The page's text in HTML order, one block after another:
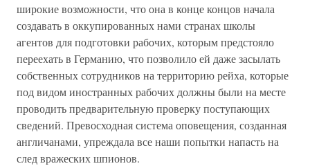
широкие возможности, что она в конце концов начала
создавать в оккупированных нами странах школы
агентов для подготовки рабочих, которым предстояло
переехать в Германию, что позволило ей даже засылать
собственных сотрудников на территорию рейха, которые
под видом иностранных рабочих должны были на месте
проводить предварительную проверку поступающих
сведений. Превосходная система оповещения, созданная
англичанами, упреждала все наши попытки напасть на
след вражеских шпионов.